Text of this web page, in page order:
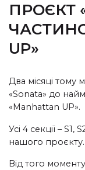
ПРОЄКТ
UP»
Два місяці
«Sonata» до
«Manhattan UP».
Усі 4 секції –
нашого проєкту.
Від того